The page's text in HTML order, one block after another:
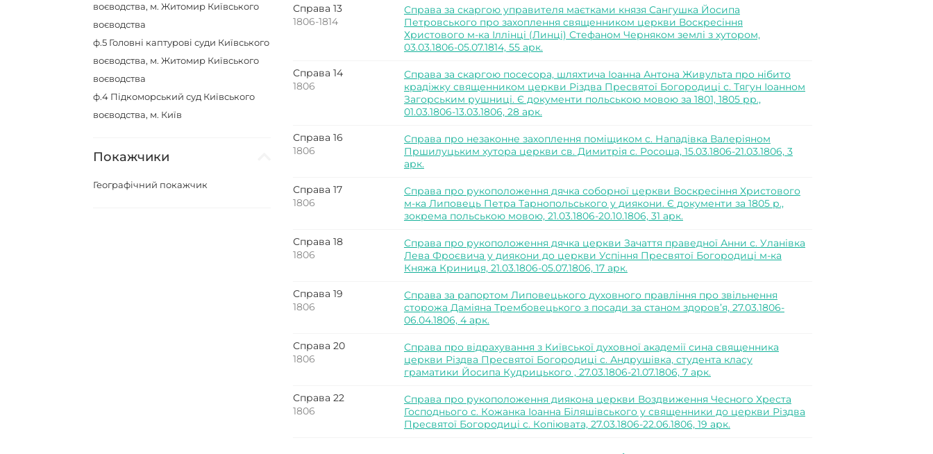
воєводства, м. Житомир Київського
воєводства
ф.5 Головні каптурові суди Київського
воєводства, м. Житомир Київського
воєводства
ф.4 Підкоморський суд Київського
воєводства, м. Київ
Покажчики
Географічний покажчик
Справа 13
1806-1814
Справа за скаргою управителя маєтками князя Сангушка Йосипа
Петровського про захоплення священником церкви Воскресіння
Христового м-ка Іллінці (Линці) Стефаном Черняком землі з хутором,
03.03.1806-05.07.1814, 55 арк.
Справа 14
1806
Справа за скаргою посесора, шляхтича Іоанна Антона Живульта про нібито
крадіжку священником церкви Різдва Пресвятої Богородиці с. Тягун Іоанном
Загорським рушниці. Є документи польською мовою за 1801, 1805 рр.,
01.03.1806-13.03.1806, 28 арк.
Справа 16
1806
Справа про незаконне захоплення поміщиком с. Нападівка Валеріяном
Пршилуцьким хутора церкви св. Димитрія с. Росоша, 15.03.1806-21.03.1806, 3
арк.
Справа 17
1806
Справа про рукоположення дячка соборної церкви Воскресіння Христового
м-ка Липовець Петра Тарнопольського у диякони. Є документи за 1805 р.,
зокрема польською мовою, 21.03.1806-20.10.1806, 31 арк.
Справа 18
1806
Справа про рукоположення дячка церкви Зачаття праведної Анни с. Уланівка
Лева Фроєвича у диякони до церкви Успіння Пресвятої Богородиці м-ка
Княжа Криниця, 21.03.1806-05.07.1806, 17 арк.
Справа 19
1806
Справа за рапортом Липовецького духовного правління про звільнення
сторожа Даміяна Трембовецького з посади за станом здоров’я, 27.03.1806-
06.04.1806, 4 арк.
Справа 20
1806
Справа про відрахування з Київської духовної академії сина священника
церкви Різдва Пресвятої Богородиці с. Андрушівка, студента класу
граматики Йосипа Кудрицького , 27.03.1806-21.07.1806, 7 арк.
Справа 22
1806
Справа про рукоположення диякона церкви Воздвиження Чесного Хреста
Господнього с. Кожанка Іоанна Біляшівського у священники до церкви Різдва
Пресвятої Богородиці с. Копіювата, 27.03.1806-22.06.1806, 19 арк.